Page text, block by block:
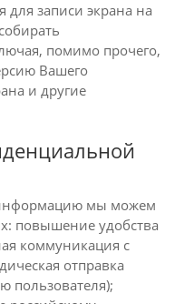
записи экрана на
помимо прочего,
Вашего
и другие
мы можем
повышение удобства
коммуникация с
отправка
пользователя);